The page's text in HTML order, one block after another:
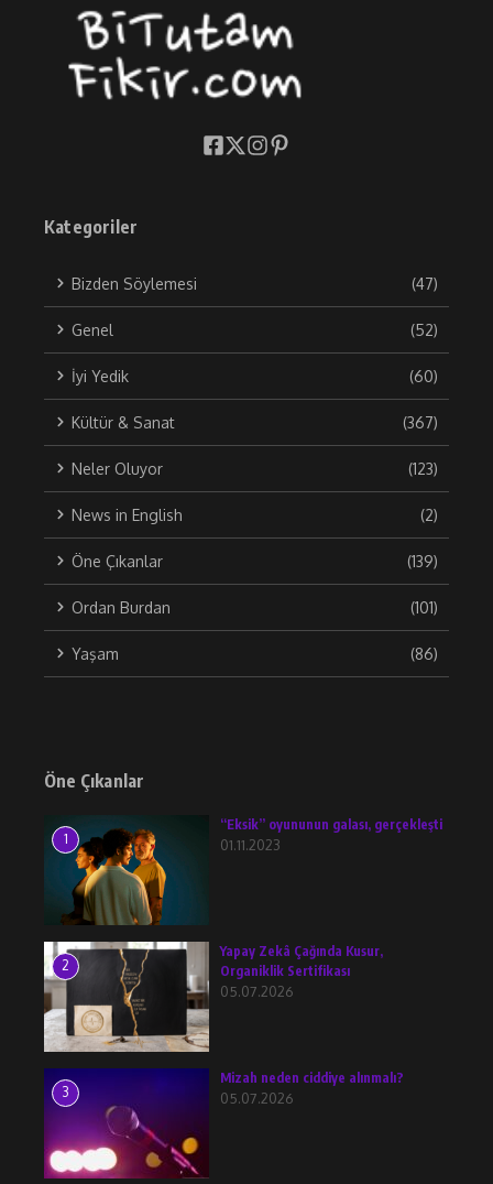
Kategoriler
Bizden Söylemesi (47)
Genel (52)
İyi Yedik (60)
Kültür & Sanat (367)
Neler Oluyor (123)
News in English (2)
Öne Çıkanlar (139)
Ordan Burdan (101)
Yaşam (86)
Öne Çıkanlar
1
“Eksik” oyununun galası, gerçekleşti
01.11.2023
2
Yapay Zekâ Çağında Kusur,
Organiklik Sertifikası
05.07.2026
3
Mizah neden ciddiye alınmalı?
05.07.2026